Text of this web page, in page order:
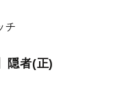
チ
隠者(正)